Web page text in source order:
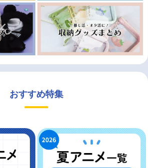
おすすめ特集